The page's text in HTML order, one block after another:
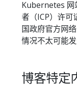
Kubernetes 网
者（ICP）许
国政府官方网
情况不太可能发
博客特定